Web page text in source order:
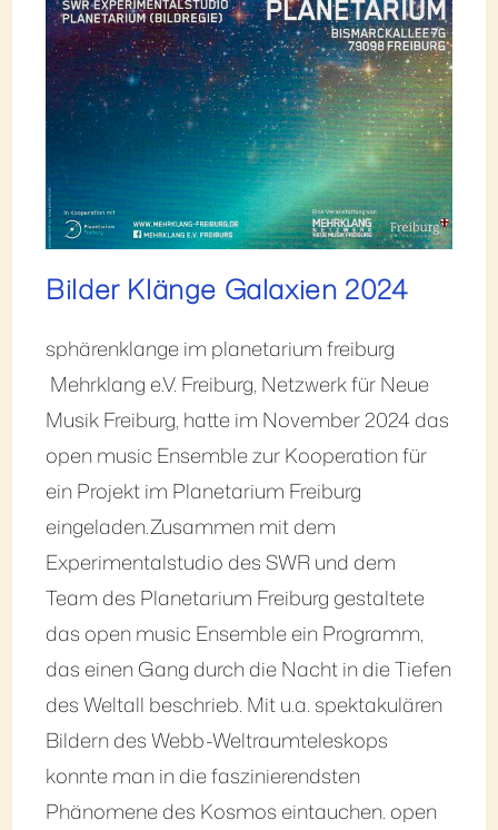
Bilder Klänge Galaxien 2024
sphärenklange im planetarium freiburg
Mehrklang e.V. Freiburg, Netzwerk für Neue
Musik Freiburg, hatte im November 2024 das
open music Ensemble zur Kooperation für
ein Projekt im Planetarium Freiburg
eingeladen.Zusammen mit dem
Experimentalstudio des SWR und dem
Team des Planetarium Freiburg gestaltete
das open music Ensemble ein Programm,
das einen Gang durch die Nacht in die Tiefen
des Weltall beschrieb. Mit u.a. spektakulären
Bildern des Webb-Weltraumteleskops
konnte man in die faszinierendsten
Phänomene des Kosmos eintauchen. open